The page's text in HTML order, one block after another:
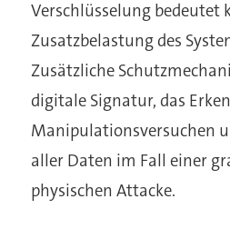
Verschlüsselung bedeutet
Zusatzbelastung des
Zusätzliche
digitale Signatur, das
Manipulationsversuchen
aller Daten im Fall einer
physischen Attacke.